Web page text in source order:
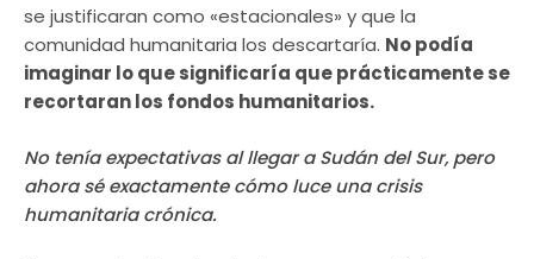
se justificaran como «estacionales» y que la
comunidad humanitaria los descartaría. No podía
imaginar lo que significaría que prácticamente se
recortaran los fondos humanitarios.
No tenía expectativas al llegar a Sudán del Sur, pero
ahora sé exactamente cómo luce una crisis
humanitaria crónica.